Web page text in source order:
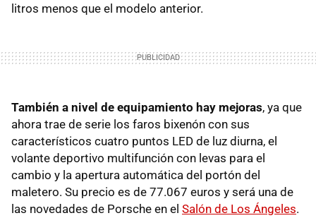
litros menos que el modelo anterior.
También a nivel de equipamiento hay mejoras, ya que
ahora trae de serie los faros bixenón con sus
característicos cuatro puntos LED de luz diurna, el
volante deportivo multifunción con levas para el
cambio y la apertura automática del portón del
maletero. Su precio es de 77.067 euros y será una de
las novedades de Porsche en el Salón de Los Ángeles.